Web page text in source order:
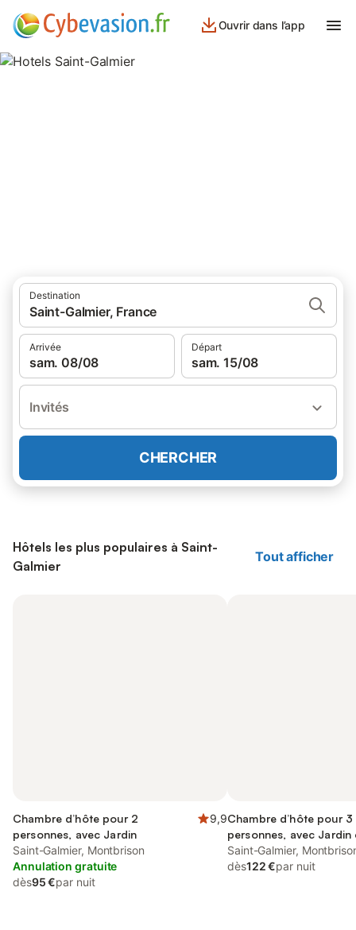
Ouvrir dans l’app
Destination
Saint-Galmier, France
Arrivée
sam. 08/08
Départ
sam. 15/08
Invités
CHERCHER
Hôtels les plus populaires à Saint-
Galmier
Tout afficher
Chambre d’hôte pour 2
personnes, avec Jardin
9,9
Saint-Galmier, Montbrison
Annulation gratuite
dès95 €par nuit
Chambre d’hôte pour 3
personnes, avec Jardin
Saint-Galmier,
dès122 €par nuit